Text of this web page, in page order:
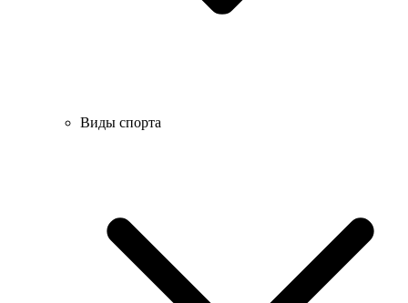
Виды спорта